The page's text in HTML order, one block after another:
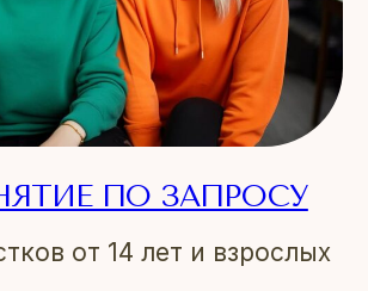
от 14 лет и взрослых
ПО ЗАПРОСУ